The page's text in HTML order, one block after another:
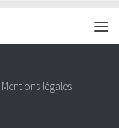
Mentions légales